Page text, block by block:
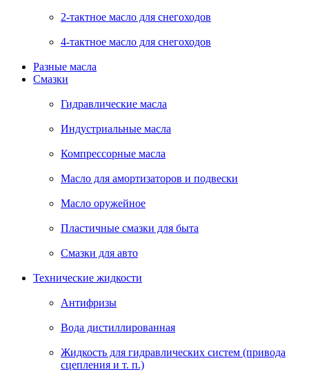
2-тактное масло для снегоходов
4-тактное масло для снегоходов
Разные масла
Смазки
Гидравлические масла
Индустриальные масла
Компрессорные масла
Масло для амортизаторов и подвески
Масло оружейное
Пластичные смазки для быта
Смазки для авто
Технические жидкости
Антифризы
Вода дистиллированная
Жидкость для гидравлических систем (привода
сцепления и т. п.)